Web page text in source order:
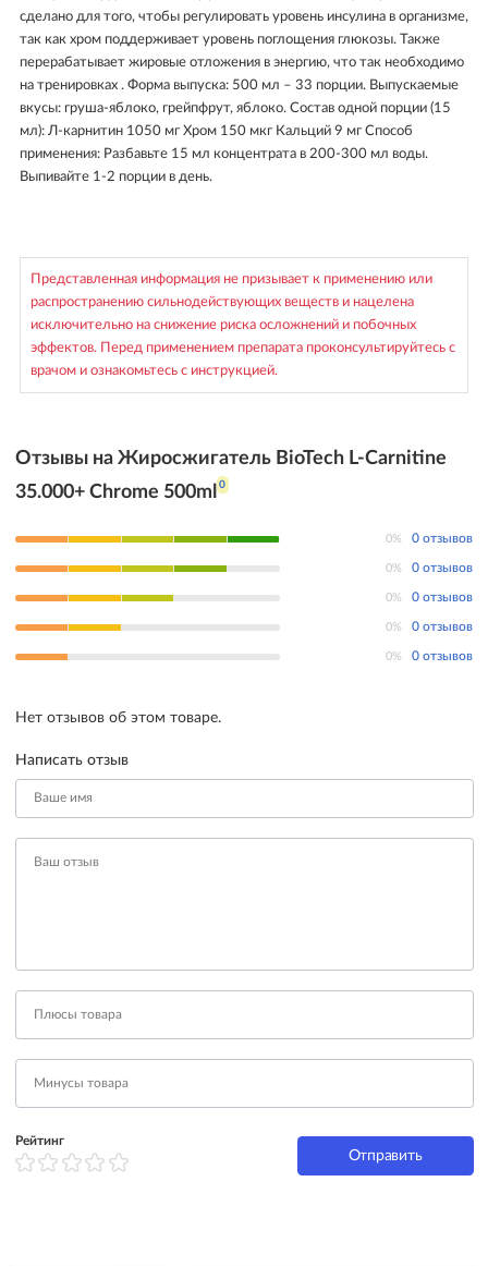
сделано для того, чтобы регулировать уровень инсулина в организме,
так как хром поддерживает уровень поглощения глюкозы. Также
перерабатывает жировые отложения в энергию, что так необходимо
на тренировках . Форма выпуска: 500 мл – 33 порции. Выпускаемые
вкусы: груша-яблоко, грейпфрут, яблоко. Состав одной порции (15
мл): Л-карнитин 1050 мг Хром 150 мкг Кальций 9 мг Способ
применения: Разбавьте 15 мл концентрата в 200-300 мл воды.
Выпивайте 1-2 порции в день.
Представленная информация не призывает к применению или
распространению сильнодействующих веществ и нацелена
исключительно на снижение риска осложнений и побочных
эффектов. Перед применением препарата проконсультируйтесь с
врачом и ознакомьтесь с инструкцией.
Отзывы на Жиросжигатель BioTech L-Carnitine
35.000+ Chrome 500ml
0
0% 0 отзывов
0% 0 отзывов
0% 0 отзывов
0% 0 отзывов
0% 0 отзывов
Нет отзывов об этом товаре.
Написать отзыв
Рейтинг
Отправить